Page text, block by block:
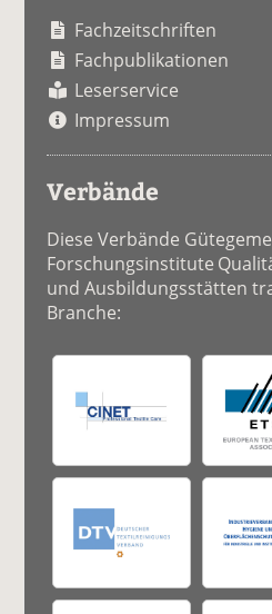
Fachzeitschriften
Fachpublikationen
Leserservice
Impressum
Verbände
Diese Verbände
Forschungsinstitute
und Ausbildungsstätten
Branche: